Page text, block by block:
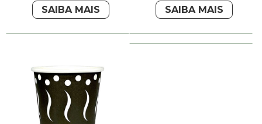
SAIBA MAIS SAIBA MAIS